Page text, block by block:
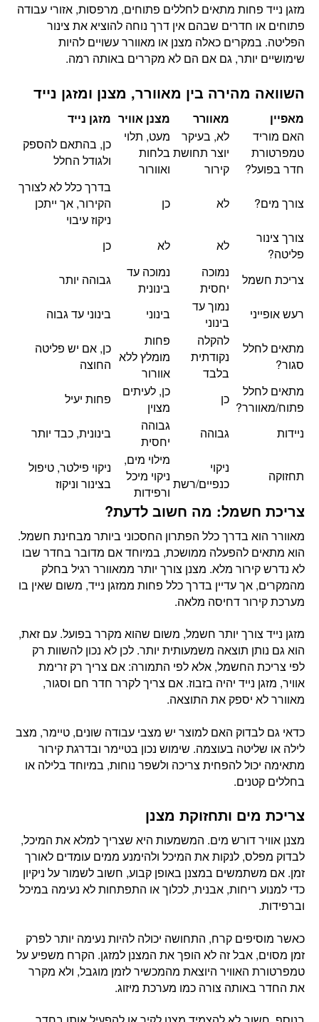
מזגן נייד פחות מתאים לחללים פתוחים, מרפסות, אזורי עבודה
פתוחים או חדרים שבהם אין דרך נוחה להוציא את צינור
הפליטה. במקרים כאלה מצנן או מאוורר עשויים להיות
שימושיים יותר, גם אם הם לא מקררים באותה רמה.
השוואה מהירה בין מאוורר, מצנן ומזגן נייד
מאפיין מאוורר מצנן אוויר מזגן נייד
האם מוריד
טמפרטורת
חדר בפועל?
לא, בעיקר
יוצר תחושת
קירור
מעט, תלוי
בלחות
ואוורור
כן, בהתאם להספק
ולגודל החלל
צורך מים? לא כן
בדרך כלל לא לצורך
הקירור, אך ייתכן
ניקוז עיבוי
צורך צינור
פליטה?
לא לא כן
צריכת חשמל
נמוכה
יחסית
נמוכה עד
בינונית
גבוהה יותר
רעש אופייני
נמוך עד
בינוני
בינוני בינוני עד גבוה
מתאים לחלל
סגור?
להקלה
נקודתית
בלבד
פחות
מומלץ ללא
אוורור
כן, אם יש פליטה
החוצה
מתאים לחלל
פתוח/מאוורר?
כן
כן, לעיתים
מצוין
פחות יעיל
ניידות גבוהה
גבוהה
יחסית
בינונית, כבד יותר
תחזוקה
ניקוי
כנפיים/רשת
מילוי מים,
ניקוי מיכל
ורפידות
ניקוי פילטר, טיפול
בצינור וניקוז
צריכת חשמל: מה חשוב לדעת?
מאוורר הוא בדרך כלל הפתרון החסכוני ביותר מבחינת חשמל.
הוא מתאים להפעלה ממושכת, במיוחד אם מדובר בחדר שבו
לא נדרש קירור מלא. מצנן צורך יותר ממאוורר רגיל בחלק
מהמקרים, אך עדיין בדרך כלל פחות ממזגן נייד, משום שאין בו
מערכת קירור דחיסה מלאה.
מזגן נייד צורך יותר חשמל, משום שהוא מקרר בפועל. עם זאת,
הוא גם נותן תוצאה משמעותית יותר. לכן לא נכון להשוות רק
לפי צריכת החשמל, אלא לפי התמורה: אם צריך רק זרימת
אוויר, מזגן נייד יהיה בזבוז. אם צריך לקרר חדר חם וסגור,
מאוורר לא יספק את התוצאה.
כדאי גם לבדוק האם למוצר יש מצבי עבודה שונים, טיימר, מצב
לילה או שליטה בעוצמה. שימוש נכון בטיימר ובדרגת קירור
מתאימה יכול להפחית צריכה ולשפר נוחות, במיוחד בלילה או
בחללים קטנים.
צריכת מים ותחזוקת מצנן
מצנן אוויר דורש מים. המשמעות היא שצריך למלא את המיכל,
לבדוק מפלס, לנקות את המיכל ולהימנע ממים עומדים לאורך
זמן. אם משתמשים במצנן באופן קבוע, חשוב לשמור על ניקיון
כדי למנוע ריחות, אבנית, לכלוך או התפתחות לא נעימה במיכל
וברפידות.
כאשר מוסיפים קרח, התחושה יכולה להיות נעימה יותר לפרק
זמן מסוים, אבל זה לא הופך את המצנן למזגן. הקרח משפיע על
טמפרטורת האוויר היוצאת מהמכשיר לזמן מוגבל, ולא מקרר
את החדר באותה צורה כמו מערכת מיזוג.